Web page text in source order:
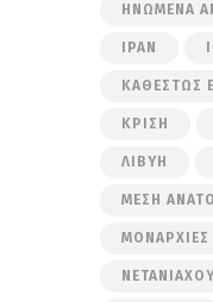
ΗΝΩΜΈΝΑ
ΙΡΆΝ
ΚΑΘΕΣΤΏΣ
ΚΡΊΣΗ
ΛΙΒΎΗ
ΜΈΣΗ
ΝΕΤΑΝΙΆΧΟΥ